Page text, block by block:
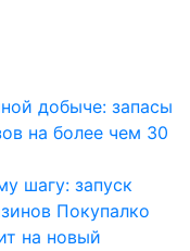
добыче: запасы
на более чем 30
шагу: запуск
Покупалко
на новый